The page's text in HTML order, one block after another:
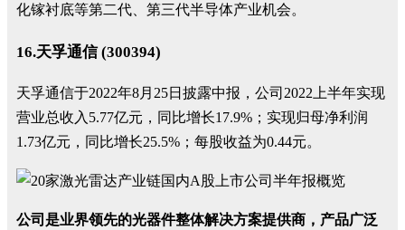
化镓衬底等第二代、第三代半导体产业机会。
16.天孚通信 (300394)
天孚通信于2022年8月25日披露中报，公司2022上半年实现
营业总收入5.77亿元，同比增长17.9%；实现归母净利润
1.73亿元，同比增长25.5%；每股收益为0.44元。
公司是业界领先的光器件整体解决方案提供商，产品广泛